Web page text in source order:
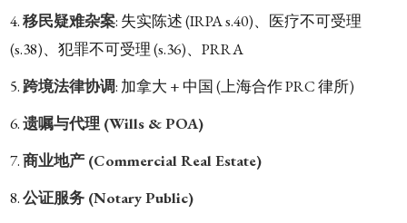
移民疑难杂案: 失实陈述 (IRPA s.40)、医疗不可受理
(s.38)、犯罪不可受理 (s.36)、PRRA
跨境法律协调: 加拿大 + 中国 (上海合作 PRC 律所)
遗嘱与代理 (Wills & POA)
商业地产 (Commercial Real Estate)
公证服务 (Notary Public)